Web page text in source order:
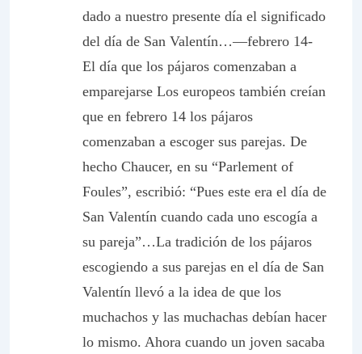
dado a nuestro presente día el significado
del día de San Valentín…—febrero 14-
El día que los pájaros comenzaban a
emparejarse Los europeos también creían
que en febrero 14 los pájaros
comenzaban a escoger sus parejas. De
hecho Chaucer, en su “Parlement of
Foules”, escribió: “Pues este era el día de
San Valentín cuando cada uno escogía a
su pareja”…La tradición de los pájaros
escogiendo a sus parejas en el día de San
Valentín llevó a la idea de que los
muchachos y las muchachas debían hacer
lo mismo. Ahora cuando un joven sacaba